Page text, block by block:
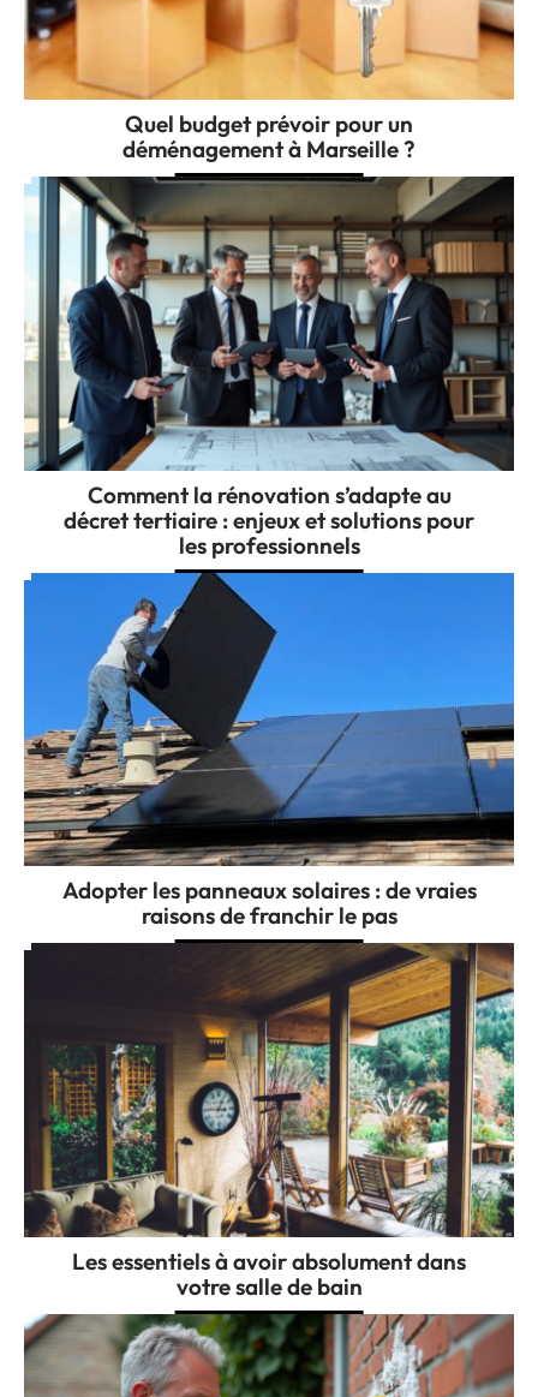
Quel budget prévoir pour un
déménagement à Marseille ?
Comment la rénovation s’adapte au
décret tertiaire : enjeux et solutions pour
les professionnels
Adopter les panneaux solaires : de vraies
raisons de franchir le pas
Les essentiels à avoir absolument dans
votre salle de bain